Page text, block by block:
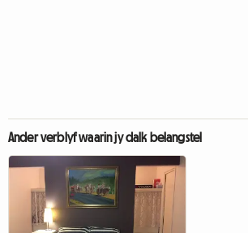
Ander verblyf waarin jy dalk belangstel